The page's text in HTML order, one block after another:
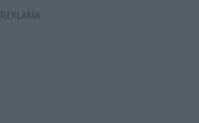
REKLAMA